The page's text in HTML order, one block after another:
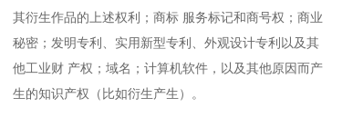
其衍生作品的上述权利；商标 服务标记和商号权；商业
秘密；发明专利、实用新型专利、外观设计专利以及其
他工业财 产权；域名；计算机软件，以及其他原因而产
生的知识产权（比如衍生产生）。